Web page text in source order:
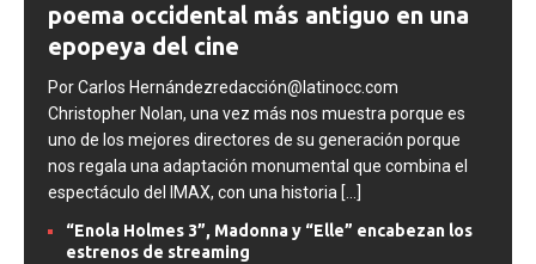
poema occidental más antiguo en una
epopeya del cine
Por Carlos Hernándezredacción@latinocc.com
Christopher Nolan, una vez más nos muestra porque es
uno de los mejores directores de su generación porque
nos regala una adaptación monumental que combina el
espectáculo del IMAX, con una historia [...]
“Enola Holmes 3”, Madonna y “Elle” encabezan los
estrenos de streaming